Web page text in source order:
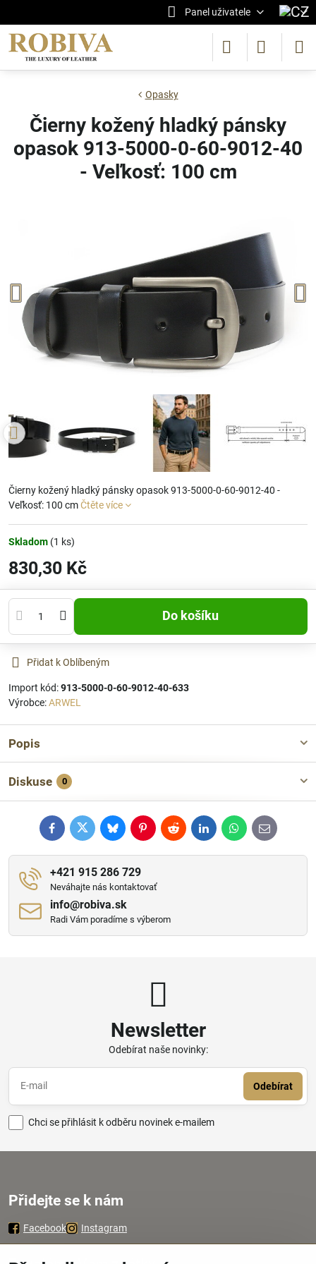
Panel uživatele
Opasky
Čierny kožený hladký pánsky
opasok 913-5000-0-60-9012-40
- Veľkosť: 100 cm
Čierny kožený hladký pánsky opasok 913-5000-0-60-9012-40 -
Veľkosť: 100 cmČtěte více
Skladom (1 ks)
830,30 Kč
Do košíku
Přidat k Oblíbeným
Import kód:913-5000-0-60-9012-40-633
Výrobce:ARWEL
Popis
Diskuse 0
FacebookTwitterBlueskyPinterestRedditLinkedInWhatsApp
E-
mail
+421 915 286 729
Neváhajte nás kontaktovať
info​@robiva​.sk
Radi Vám poradíme s výberom
Newsletter
Odebírat naše novinky:
Odebírat
Chci se přihlásit k odběru novinek e-mailem
Přidejte se k nám
Facebook Instagram